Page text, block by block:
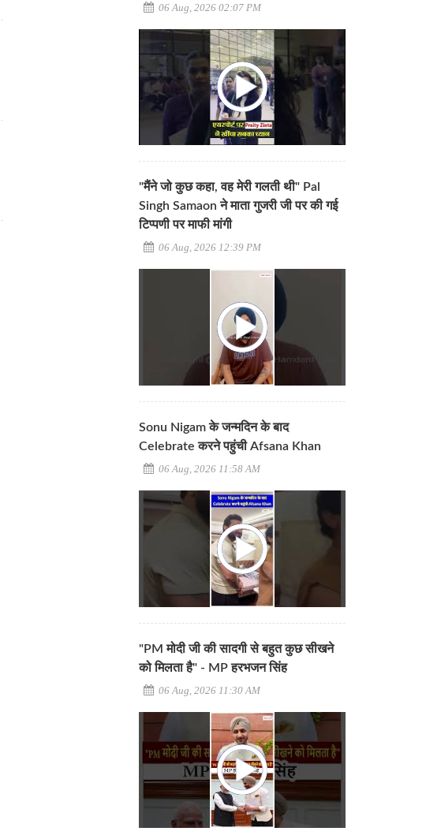
06 Aug, 2026 02:07 PM
"मैंने जो कुछ कहा, वह मेरी गलती थी" Pal
Singh Samaon ने माता गुजरी जी पर की गई
टिप्पणी पर माफी मांगी
06 Aug, 2026 12:39 PM
Sonu Nigam के जन्मदिन के बाद
Celebrate करने पहुंची Afsana Khan
06 Aug, 2026 11:58 AM
"PM मोदी जी की सादगी से बहुत कुछ सीखने
को मिलता है" - MP हरभजन सिंह
06 Aug, 2026 11:30 AM